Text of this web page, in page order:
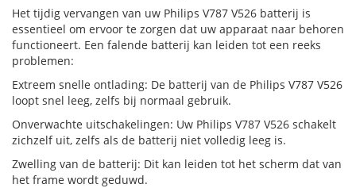
Het tijdig vervangen van uw Philips V787 V526 batterij is
essentieel om ervoor te zorgen dat uw apparaat naar behoren
functioneert. Een falende batterij kan leiden tot een reeks
problemen:
Extreem snelle ontlading: De batterij van de Philips V787 V526
loopt snel leeg, zelfs bij normaal gebruik.
Onverwachte uitschakelingen: Uw Philips V787 V526 schakelt
zichzelf uit, zelfs als de batterij niet volledig leeg is.
Zwelling van de batterij: Dit kan leiden tot het scherm dat van
het frame wordt geduwd.